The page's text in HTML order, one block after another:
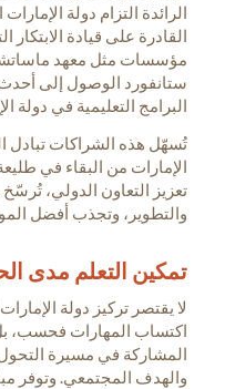
الرائدة التزام دولة
القادرة على قيادة الابتكار
مؤسسات مثل معهد
ستانفورد الوصول إلى أحدث
البرامج التعليمية في دولة
تُسهّل هذه الشراكات تبادل
الإمارات من البقاء في
تعزيز التعاون الدولي،
والتطوير، وتجذب أفضل
تمكين التعلم مدى
لا يقتصر تركيز دولة
اكتساب المهارات فحسب،
المشاركة في مسيرة التحول
والهدف المجتمعي. وتوفر